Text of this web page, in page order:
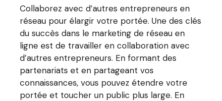
Collaborez avec d’autres entrepreneurs en
réseau pour élargir votre portée. Une des clés
du succès dans le marketing de réseau en
ligne est de travailler en collaboration avec
d’autres entrepreneurs. En formant des
partenariats et en partageant vos
connaissances, vous pouvez étendre votre
portée et toucher un public plus large. En